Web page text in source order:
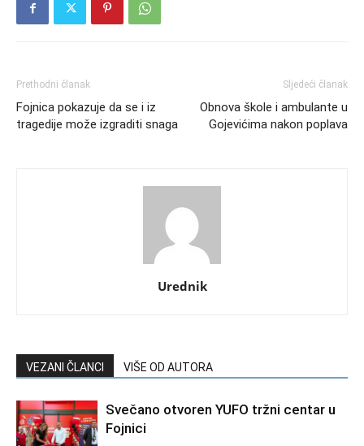
Prethodni članak
Fojnica pokazuje da se i iz
tragedije može izgraditi snaga
Sljedeći članak
Obnova škole i ambulante u
Gojevićima nakon poplava
Urednik
VEZANI ČLANCI VIŠE OD AUTORA
Svečano otvoren YUFO tržni centar u
Fojnici